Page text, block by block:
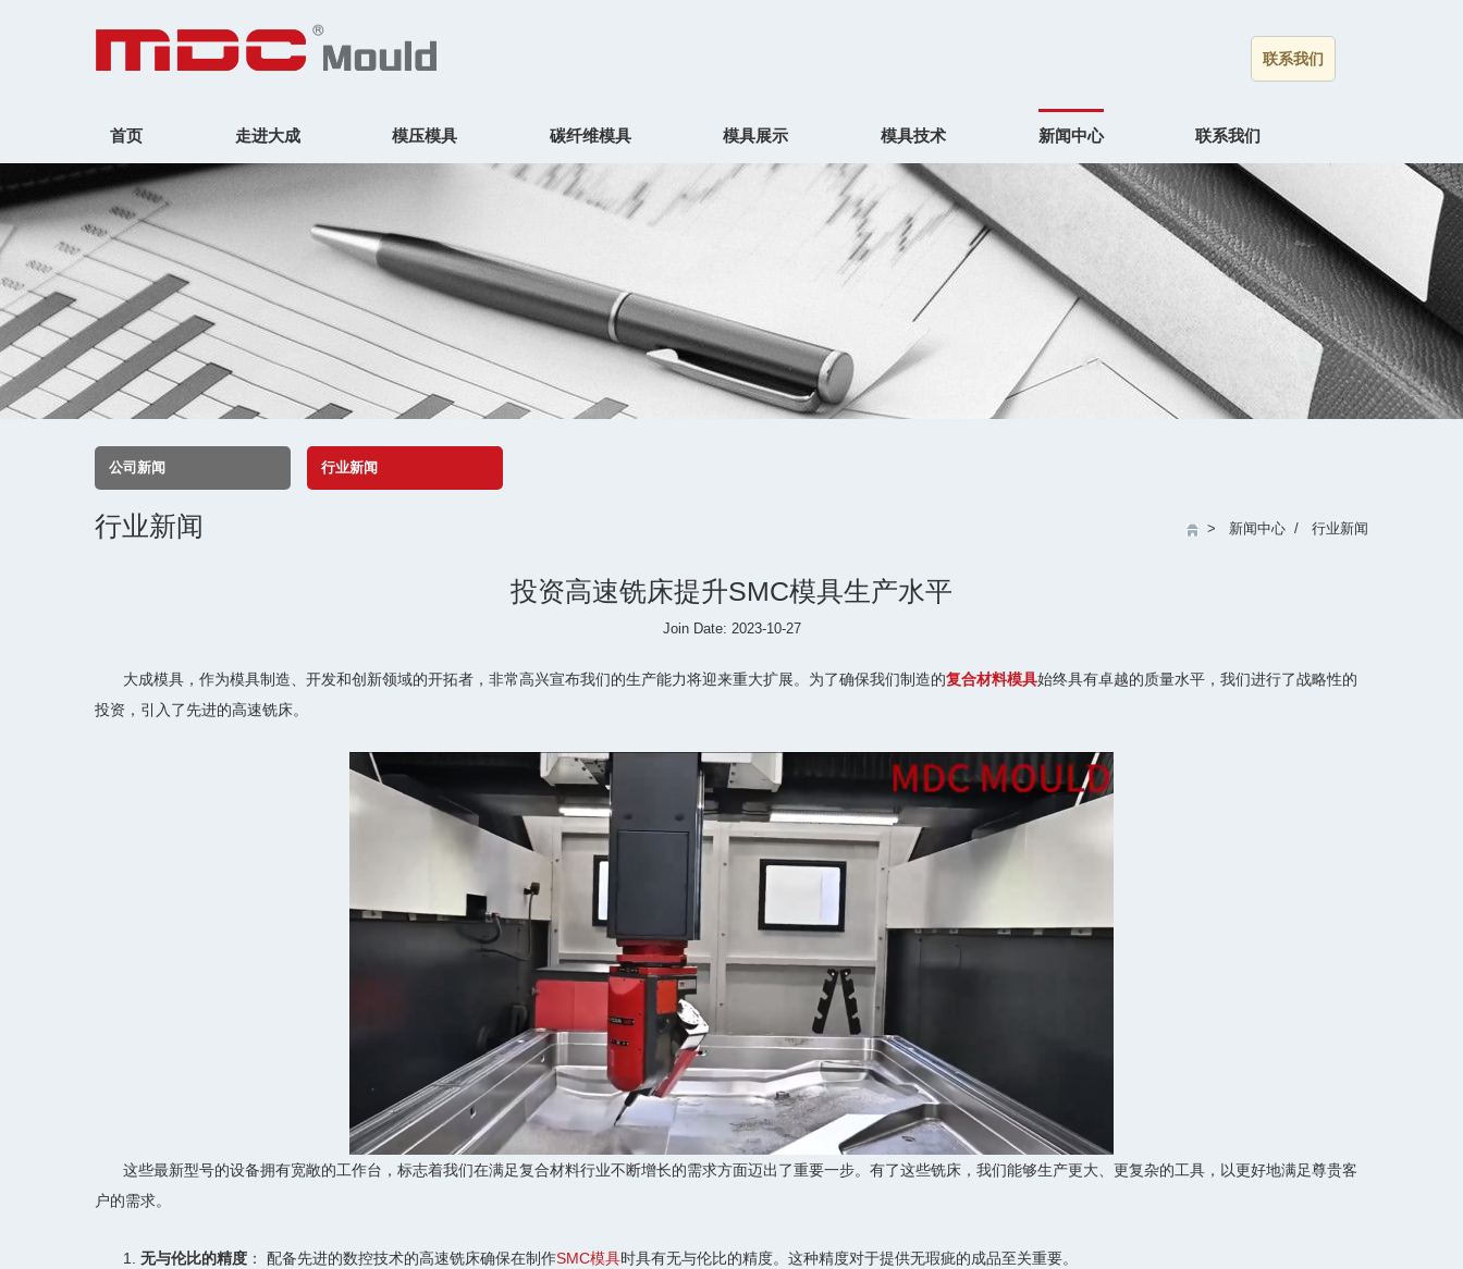
联系我们
首页 走进大成 模压模具 碳纤维模具 模具展示 模具技术 新闻中心 联系我们
公司新闻 行业新闻
行业新闻 > 新闻中心 / 行业新闻
投资高速铣床提升SMC模具生产水平
Join Date: 2023-10-27
大成模具，作为模具制造、开发和创新领域的开拓者，非常高兴宣布我们的生产能力将迎来重大扩展。为了确保我们制造的复合材料模具始终具有卓越的质量水平，我们进行了战略性的
投资，引入了先进的高速铣床。
这些最新型号的设备拥有宽敞的工作台，标志着我们在满足复合材料行业不断增长的需求方面迈出了重要一步。有了这些铣床，我们能够生产更大、更复杂的工具，以更好地满足尊贵客
户的需求。
1. 无与伦比的精度 ： 配备先进的数控技术的高速铣床确保在制作SMC模具时具有无与伦比的精度。这种精度对于提供无瑕疵的成品至关重要。